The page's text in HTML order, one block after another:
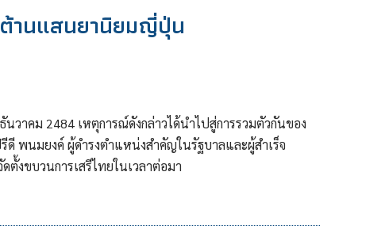
านแสนยานิยมญี่ปุ่น
วาคม 2484 เหตุการณ์ดังกล่าวได้นำไปสู่การรวมตัวกันของ
ดี พนมยงค์ ผู้ดำรงตำแหน่งสำคัญในรัฐบาลและผู้สำเร็จ
ตั้งขบวนการเสรีไทยในเวลาต่อมา